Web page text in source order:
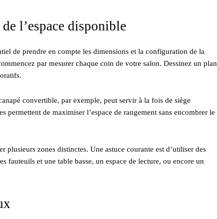
l’espace disponible
de prendre en compte les dimensions et la configuration de la
par mesurer chaque coin de votre salon. Dessinez un plan
convertible, par exemple, peut servir à la fois de siège
de maximiser l’espace de rangement sans encombrer le
plusieurs zones distinctes. Une astuce courante est d’utiliser des
fauteuils et une table basse, un espace de lecture, ou encore un